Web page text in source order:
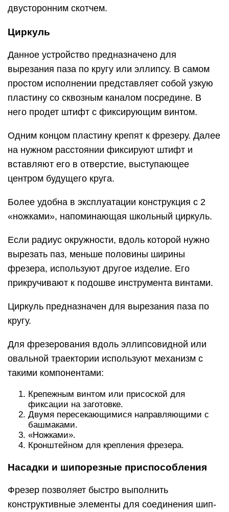
двусторонним скотчем.
Циркуль
Данное устройство предназначено для
вырезания паза по кругу или эллипсу. В самом
простом исполнении представляет собой узкую
пластину со сквозным каналом посредине. В
него продет штифт с фиксирующим винтом.
Одним концом пластину крепят к фрезеру. Далее
на нужном расстоянии фиксируют штифт и
вставляют его в отверстие, выступающее
центром будущего круга.
Более удобна в эксплуатации конструкция с 2
«ножками», напоминающая школьный циркуль.
Если радиус окружности, вдоль которой нужно
вырезать паз, меньше половины ширины
фрезера, используют другое изделие. Его
прикручивают к подошве инструмента винтами.
Циркуль предназначен для вырезания паза по
кругу.
Для фрезерования вдоль эллипсовидной или
овальной траектории используют механизм с
такими компонентами:
Крепежным винтом или присоской для
фиксации на заготовке.
Двумя пересекающимися направляющими с
башмаками.
«Ножками».
Кронштейном для крепления фрезера.
Насадки и шипорезные приспособления
Фрезер позволяет быстро выполнить
конструктивные элементы для соединения шип-